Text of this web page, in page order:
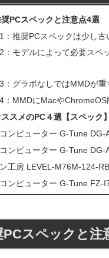
PCスペックと注意点4選
：推奨PCスペックは少し古
：モデルによって必要スペ
：グラボなしではMMDが重
：MMDにMacやChromeOS
スメのPC４選【スペック】
ンピューター G-Tune DG-
ンピューター G-Tune DG-
工房 LEVEL-M76M-124-
ンピューター G-Tune FZ-
PCスペックと注